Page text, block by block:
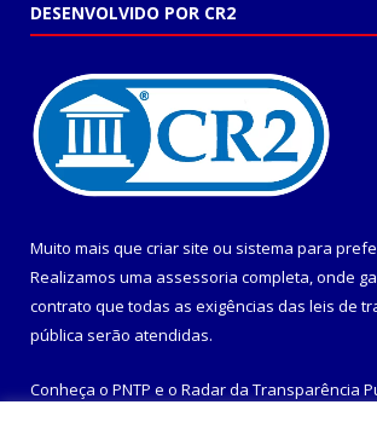
DESENVOLVIDO POR CR2
Muito mais que criar site ou sistema para
Realizamos uma assessoria completa, onde
contrato que todas as exigências das leis de
pública serão atendidas.
Conheça o PNTP e o Radar da Transparência